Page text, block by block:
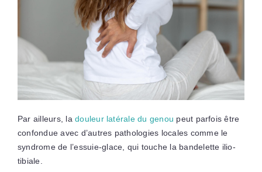
Par ailleurs, ladouleur latérale du genou peut parfois être
confondue avec d’autres pathologies locales comme le
syndrome de l’essuie-glace, qui touche la bandelette ilio-
tibiale.